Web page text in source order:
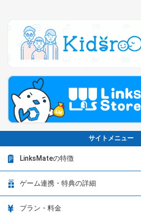
サイトメニュー
LinksMateの特徴
LinksMateの特徴
ゲーム連携・特典の詳細
ゲーム連携・特典の詳細
プラン・料金